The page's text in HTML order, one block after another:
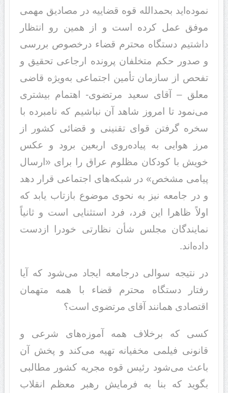
نموده‌اید بحمدالله قوه قضاییه در مصادیق مهمی
موفق عمل کرده است و از همین رو انتظار
داشتیم دستگاه محترم قضاء درخصوص بررسی
و صدور حکم متخلفان پرونده ارجاعی تحقیق و
تفحص از سازمان تأمین اجتماعی به‌ویژه قاضی
معلق – آقای سعید مرتضوی- اهتمام بیشتری
می‌نمود تا امروز شاهد آن نباشیم که نامبرده با
سخره گرفتن قوای تقنینی و قضائی کشور از
مرز هوایی به پیاده‌روی اربعین برود و عکس
خویش با کودکان مظلوم عراق را برای «ارسال
پیامی مشخص» در شبکه‌های اجتماعی قرار دهد
و در جامعه نیز به نحوی موضوع بازتاب یابد که
اولاً ظاهرا این فرد، فرد استثنایی است و ثانیاً
نمایندگان مجلس شأن نظارتی خودرا ازدست
داده‌اند.
در نتیجه سوالی درجامعه ایجاد می‌شود که آیا
رفتار دستگاه محترم قضاء با همه متهمان
اقتصادی همانند آقای مرتضوی است؟
کسی که برخلاف همه آموزه‌های شرعی و
قانونی فیلمی مخفیانه تهیه می‌کند و پخش آن
باعث می‌شود رئیس قوه مجریه کشور مطالبی
بگوید که بنا به فرمایش رهبر معظم انقلاب